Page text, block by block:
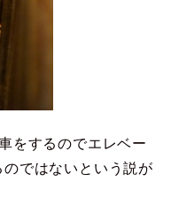
をするのでエレベー
ではないという説が